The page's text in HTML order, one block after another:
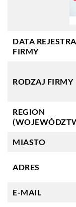
DATA
FIRMY
RODZAJ FIRMY
REGION
MIASTO
ADRES
E-MAIL